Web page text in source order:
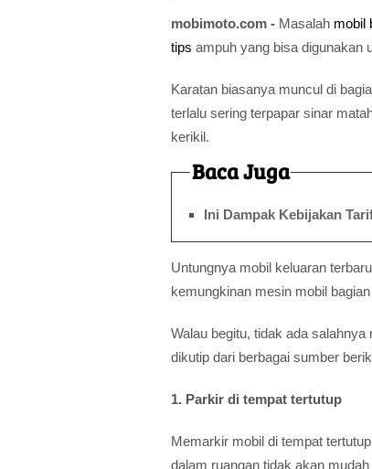
mobimoto.com - Masalah mobil
tips ampuh yang bisa digunakan
Karatan biasanya muncul di
terlalu sering terpapar sinar
kerikil.
Baca Juga
Ini Dampak Kebijakan
Untungnya mobil keluaran
kemungkinan mesin mobil
Walau begitu, tidak ada
dikutip dari berbagai sumber
1. Parkir di tempat tertutup
Memarkir mobil di tempat
dalam ruangan tidak akan